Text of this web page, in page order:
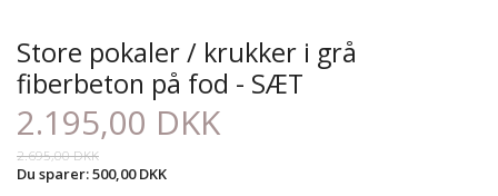
Store pokaler / krukker i grå
fiberbeton på fod - SÆT
2.195,00 DKK
2.695,00 DKK
Du sparer:500,00 DKK